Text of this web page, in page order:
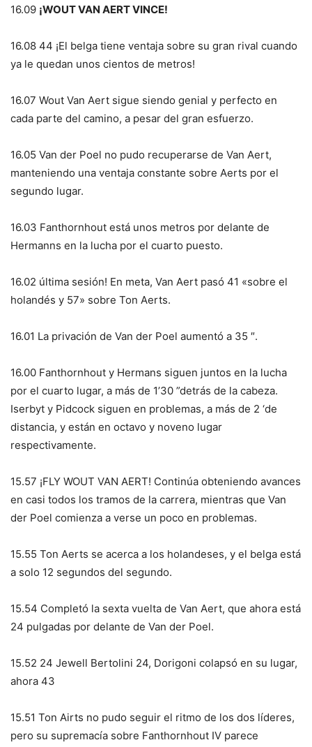
16.09 ¡WOUT VAN AERT VINCE!
16.08 44 ¡El belga tiene ventaja sobre su gran rival cuando
ya le quedan unos cientos de metros!
16.07 Wout Van Aert sigue siendo genial y perfecto en
cada parte del camino, a pesar del gran esfuerzo.
16.05 Van der Poel no pudo recuperarse de Van Aert,
manteniendo una ventaja constante sobre Aerts por el
segundo lugar.
16.03 Fanthornhout está unos metros por delante de
Hermanns en la lucha por el cuarto puesto.
16.02 última sesión! En meta, Van Aert pasó 41 «sobre el
holandés y 57» sobre Ton Aerts.
16.01 La privación de Van der Poel aumentó a 35 ″.
16.00 Fanthornhout y Hermans siguen juntos en la lucha
por el cuarto lugar, a más de 1’30 ”detrás de la cabeza.
Iserbyt y Pidcock siguen en problemas, a más de 2 ‘de
distancia, y están en octavo y noveno lugar
respectivamente.
15.57 ¡FLY WOUT VAN AERT! Continúa obteniendo avances
en casi todos los tramos de la carrera, mientras que Van
der Poel comienza a verse un poco en problemas.
15.55 Ton Aerts se acerca a los holandeses, y el belga está
a solo 12 segundos del segundo.
15.54 Completó la sexta vuelta de Van Aert, que ahora está
24 pulgadas por delante de Van der Poel.
15.52 24 Jewell Bertolini 24, Dorigoni colapsó en su lugar,
ahora 43
15.51 Ton Airts no pudo seguir el ritmo de los dos líderes,
pero su supremacía sobre Fanthornhout IV parece